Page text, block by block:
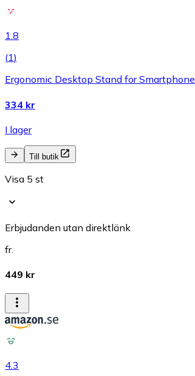
1.8
(1)
Ergonomic Desktop Stand for Smartphone
334 kr
I lager
Till butik
Visa 5 st
Erbjudanden utan direktlänk
fr.
449 kr
4.3